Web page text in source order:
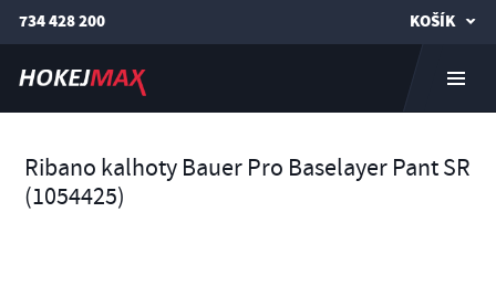
734 428 200 KOŠÍK
Ribano kalhoty Bauer Pro Baselayer Pant SR
(1054425)